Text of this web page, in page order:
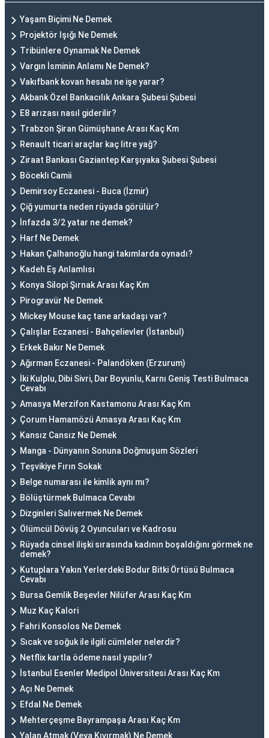
Yaşam Biçimi Ne Demek
Projektör Işığı Ne Demek
Tribünlere Oynamak Ne Demek
Vargın İsminin Anlamı Ne Demek?
Vakıfbank kovan hesabı ne işe yarar?
Akbank Özel Bankacılık Ankara Şubesi Şubesi
E8 arızası nasıl giderilir?
Trabzon Şiran Gümüşhane Arası Kaç Km
Renault ticari araçlar kaç litre yağ?
Ziraat Bankası Gaziantep Karşıyaka Şubesi Şubesi
Böcekli Camii
Demirsoy Eczanesi - Buca (İzmir)
Çiğ yumurta neden rüyada görülür?
İnfazda 3/2 yatar ne demek?
Harf Ne Demek
Hakan Çalhanoğlu hangi takımlarda oynadı?
Kadeh Eş Anlamlısı
Konya Silopi Şırnak Arası Kaç Km
Pirogravür Ne Demek
Mickey Mouse kaç tane arkadaşı var?
Çalışlar Eczanesi - Bahçelievler (İstanbul)
Erkek Bakır Ne Demek
Ağırman Eczanesi - Palandöken (Erzurum)
İki Kulplu, Dibi Sivri, Dar Boyunlu, Karnı Geniş Testi Bulmaca
Cevabı
Amasya Merzifon Kastamonu Arası Kaç Km
Çorum Hamamözü Amasya Arası Kaç Km
Kansız Cansız Ne Demek
Manga - Dünyanın Sonuna Doğmuşum Sözleri
Teşvikiye Fırın Sokak
Belge numarası ile kimlik aynı mı?
Bölüştürmek Bulmaca Cevabı
Dizginleri Salıvermek Ne Demek
Ölümcül Dövüş 2 Oyuncuları ve Kadrosu
Rüyada cinsel ilişki sırasında kadının boşaldığını görmek ne
demek?
Kutuplara Yakın Yerlerdeki Bodur Bitki Örtüsü Bulmaca
Cevabı
Bursa Gemlik Beşevler Nilüfer Arası Kaç Km
Muz Kaç Kalori
Fahri Konsolos Ne Demek
Sıcak ve soğuk ile ilgili cümleler nelerdir?
Netflix kartla ödeme nasıl yapılır?
İstanbul Esenler Medipol Üniversitesi Arası Kaç Km
Açı Ne Demek
Efdal Ne Demek
Mehterçeşme Bayrampaşa Arası Kaç Km
Yalan Atmak (Veya Kıvırmak) Ne Demek